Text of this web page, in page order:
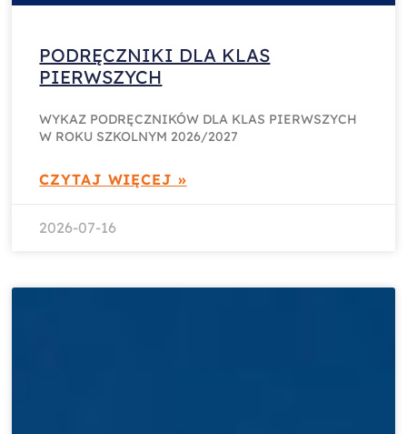
PODRĘCZNIKI DLA KLAS
PIERWSZYCH
WYKAZ PODRĘCZNIKÓW DLA KLAS PIERWSZYCH
W ROKU SZKOLNYM 2026/2027
CZYTAJ WIĘCEJ »
2026-07-16